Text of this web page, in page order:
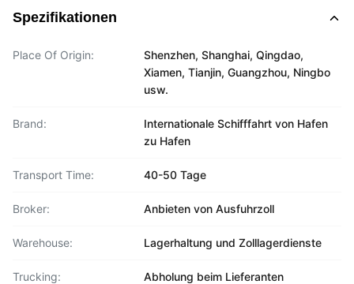
Spezifikationen
Place Of Origin:
Shenzhen, Shanghai, Qingdao,
Xiamen, Tianjin, Guangzhou, Ningbo
usw.
Brand:
Internationale Schifffahrt von Hafen
zu Hafen
Transport Time: 40-50 Tage
Broker: Anbieten von Ausfuhrzoll
Warehouse: Lagerhaltung und Zolllagerdienste
Trucking: Abholung beim Lieferanten